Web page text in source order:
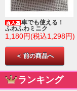
車でも使える！
ふわふわミニク
1,180円(税込1,298円)
＜ 前の商品へ
ランキング